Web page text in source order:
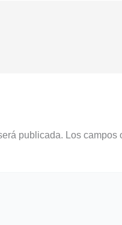
publicada. Los campos